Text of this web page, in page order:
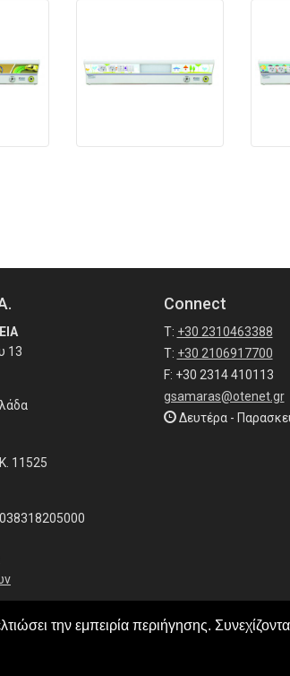
την εμπειρία περιήγησης.
13
11525
Connect
T: +30 2310463388
T: +30 2106917700
F: +30 2314 410113
gsamaras@otenet.gr
Δευτέρα -